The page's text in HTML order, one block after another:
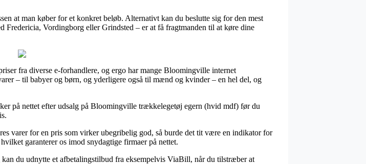
at man køber for et konkret beløb. Alternativt kan du beslutte sig for den mest
Vordingborg eller Grindsted – er at få fragtmanden til at køre dine
fra diverse e-forhandlere, og ergo har mange Bloomingville internet
– til babyer og børn, og yderligere også til mænd og kvinder – en hel del, og
på nettet efter udsalg på Bloomingville trækkelegetøj egern (hvid mdf) før du
varer for en pris som virker ubegribelig god, så burde det tit være en indikator for
garanterer os imod snydagtige firmaer på nettet.
du udnytte et afbetalingstilbud fra eksempelvis ViaBill, når du tilstræber at